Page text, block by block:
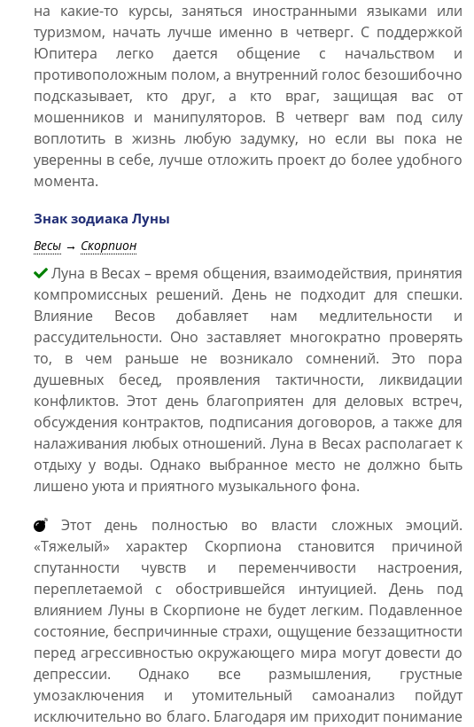
на какие-то курсы, заняться иностранными языками или
туризмом, начать лучше именно в четверг. С поддержкой
Юпитера легко дается общение с начальством и
противоположным полом, а внутренний голос безошибочно
подсказывает, кто друг, а кто враг, защищая вас от
мошенников и манипуляторов. В четверг вам под силу
воплотить в жизнь любую задумку, но если вы пока не
уверенны в себе, лучше отложить проект до более удобного
момента.
Знак зодиака Луны
Весы→ Скорпион
Луна в Весах – время общения, взаимодействия, принятия
компромиссных решений. День не подходит для спешки.
Влияние Весов добавляет нам медлительности и
рассудительности. Оно заставляет многократно проверять
то, в чем раньше не возникало сомнений. Это пора
душевных бесед, проявления тактичности, ликвидации
конфликтов. Этот день благоприятен для деловых встреч,
обсуждения контрактов, подписания договоров, а также для
налаживания любых отношений. Луна в Весах располагает к
отдыху у воды. Однако выбранное место не должно быть
лишено уюта и приятного музыкального фона.
Этот день полностью во власти сложных эмоций.
«Тяжелый» характер Скорпиона становится причиной
спутанности чувств и переменчивости настроения,
переплетаемой с обострившейся интуицией. День под
влиянием Луны в Скорпионе не будет легким. Подавленное
состояние, беспричинные страхи, ощущение беззащитности
перед агрессивностью окружающего мира могут довести до
депрессии. Однако все размышления, грустные
умозаключения и утомительный самоанализ пойдут
исключительно во благо. Благодаря им приходит понимание